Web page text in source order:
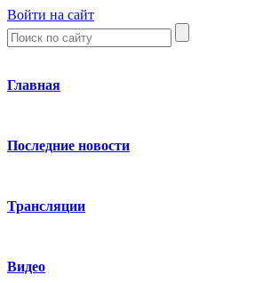
Войти на сайт
Главная
Последние новости
Трансляции
Видео